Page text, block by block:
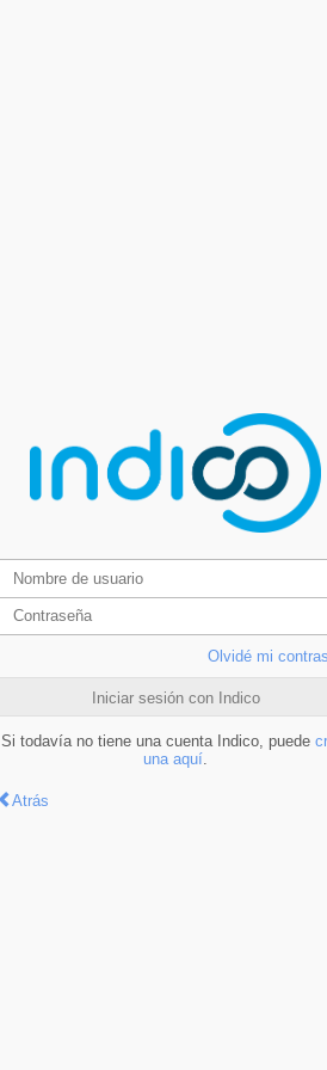
Olvidé mi
Iniciar sesión con Indico
Si todavía no tiene una cuenta Indico, puede
una aquí
Atrás